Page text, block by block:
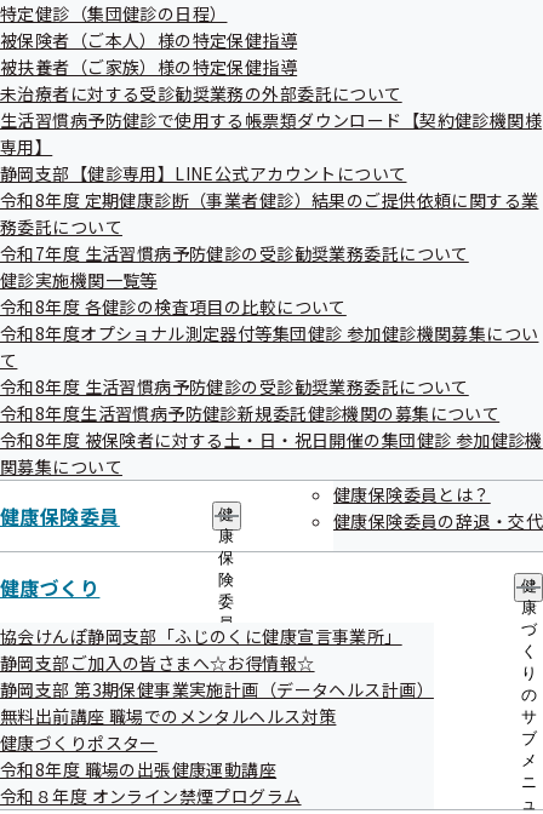
先
一
覧
サ
ブ
ニ
ュ
の
の
ー
特定健診（集団健診の日程）
被保険者（ご本人）様の特定保健指導
被扶養者（ご家族）様の特定保健指導
未治療者に対する受診勧奨業務の外部委託について
生活習慣病予防健診で使用する帳票類ダウンロード【契約健診機関様
専用】
静岡支部【健診専用】LINE公式アカウントについて
令和8年度 定期健康診断（事業者健診）結果のご提供依頼に関する業
務委託について
令和7年度 生活習慣病予防健診の受診勧奨業務委託について
健診実施機関一覧等
令和8年度 各健診の検査項目の比較について
令和8年度オプショナル測定器付等集団健診 参加健診機関募集につい
て
令和8年度 生活習慣病予防健診の受診勧奨業務委託について
令和8年度生活習慣病予防健診新規委託健診機関の募集について
令和8年度 被保険者に対する土・日・祝日開催の集団健診 参加健診機
関募集について
健康保険委員
健
康
保
険
委
員
の
サ
ブ
メ
ー
健康保険委員とは？
健康保険委員の辞退・交代
健康づくり
健
康
づ
く
り
の
サ
ブ
メ
ニ
ュ
協会けんぽ静岡支部「ふじのくに健康宣言事業所」
静岡支部ご加入の皆さまへ☆お得情報☆
静岡支部 第3期保健事業実施計画（データヘルス計画）
無料出前講座 職場でのメンタルヘルス対策
健康づくりポスター
令和8年度 職場の出張健康運動講座
令和８年度 オンライン禁煙プログラム
令和8年度における各健診の検査項目比較表です。
令和8年度 各健診の検査項目比較表
被保険者（ご本人）様の生活習慣病予防健診・人間ドッ
ク健診についてはこちら
令和8年度から新しくなった被保険者（ご本人）様の健診
について詳しくはこちら
被扶養者（ご家族）様の特定健診についてはこちら
静岡支部の健診・保健指導のご案内
35歳から74歳の被保険者（ご本人）様の健康
診断について
40歳から74歳の被扶養者（ご家族）様の健康
診断について